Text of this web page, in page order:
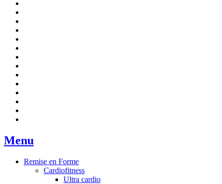
Menu
Remise en Forme
Cardiofitness
Ultra cardio